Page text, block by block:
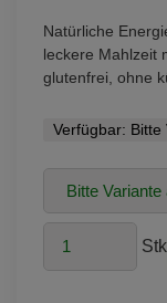
Natürliche
leckere Mahlzeit
glutenfrei, ohne
Verfügbar: Bitte